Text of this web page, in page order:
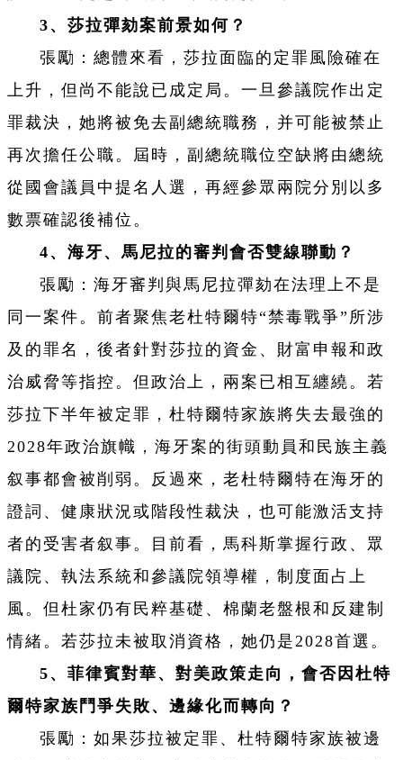
3、莎拉彈劾案前景如何？
張勵：總體來看，莎拉面臨的定罪風險確在
上升，但尚不能說已成定局。一旦參議院作出定
罪裁決，她將被免去副總統職務，并可能被禁止
再次擔任公職。屆時，副總統職位空缺將由總統
從國會議員中提名人選，再經參眾兩院分別以多
數票確認後補位。
4、海牙、馬尼拉的審判會否雙線聯動？
張勵：海牙審判與馬尼拉彈劾在法理上不是
同一案件。前者聚焦老杜特爾特“禁毒戰爭”所涉
及的罪名，後者針對莎拉的資金、財富申報和政
治威脅等指控。但政治上，兩案已相互纏繞。若
莎拉下半年被定罪，杜特爾特家族將失去最強的
2028年政治旗幟，海牙案的街頭動員和民族主義
叙事都會被削弱。反過來，老杜特爾特在海牙的
證詞、健康狀況或階段性裁決，也可能激活支持
者的受害者叙事。目前看，馬科斯掌握行政、眾
議院、執法系統和參議院領導權，制度面占上
風。但杜家仍有民粹基礎、棉蘭老盤根和反建制
情緒。若莎拉未被取消資格，她仍是2028首選。
5、菲律賓對華、對美政策走向，會否因杜特
爾特家族鬥爭失敗、邊緣化而轉向？
張勵：如果莎拉被定罪、杜特爾特家族被邊